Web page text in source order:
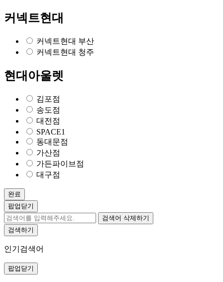
커넥트현대
커넥트현대 부산
커넥트현대 청주
현대아울렛
김포점
송도점
대전점
SPACE1
동대문점
가산점
가든파이브점
대구점
완료
팝업닫기
검색어 삭제하기
검색하기
인기검색어
팝업닫기